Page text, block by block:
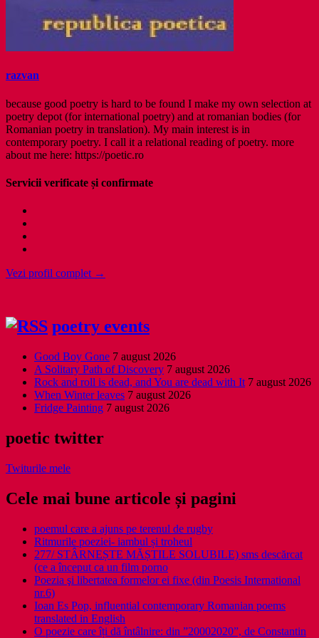
razvan
because good poetry is hard to be found I make my own selection at
poetry depot (for international poetry) and at romanian bodies (for
Romanian poetry in translation). My main interest is in
contemporary poetry. I call it a relational reading of poetry. more
about me here: https://poetic.ro
Servicii verificate și confirmate
Vezi profil complet →
poetry events
Good Boy Gone 7 august 2026
A Solitary Path of Discovery 7 august 2026
Rock and roll is dead, and You are dead with It 7 august 2026
When Winter leaves 7 august 2026
Fridge Painting 7 august 2026
poetic twitter
Twiturile mele
Cele mai bune articole și pagini
poemul care a ajuns pe terenul de rugby
Ritmurile poeziei- iambul și troheul
277/ STÂRNEȘTE MĂȘTILE SOLUBILE) sms descărcat
(ce a început ca un film porno
Poezia şi libertatea formelor ei fixe (din Poesis International
nr.6)
Ioan Es Pop, influential contemporary Romanian poems
translated in English
O poezie care îți dă întâlnire: din ”20002020”, de Constantin